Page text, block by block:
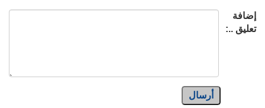
إضافة
تعليق ..:
أرسال